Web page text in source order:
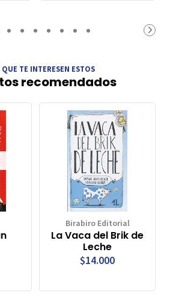
QUE TE INTERESEN ESTOS
recomendados
Birabiro Editorial
La Vaca del Brik de
Leche
$14.000